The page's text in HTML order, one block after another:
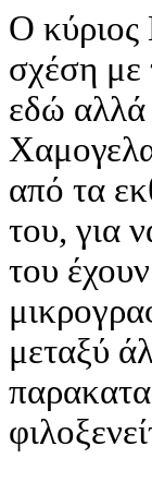
Ο κύριος
σχέση με
εδώ αλλά
από τα
του, για
του
μεταξύ